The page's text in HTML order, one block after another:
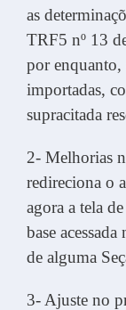
as
TRF5 nº 13
por enquanto,
importadas,
supracitada
2- Melhorias
redireciona o
agora a tela
base
de alguma
3- Ajuste no